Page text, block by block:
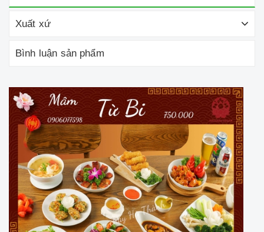
Xuất xứ
Bình luận sản phẩm